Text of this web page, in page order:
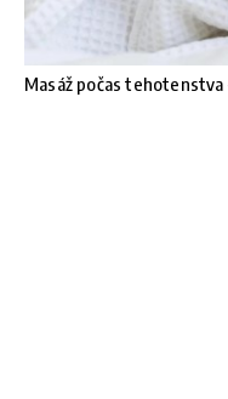
Masáž počas tehotenstva